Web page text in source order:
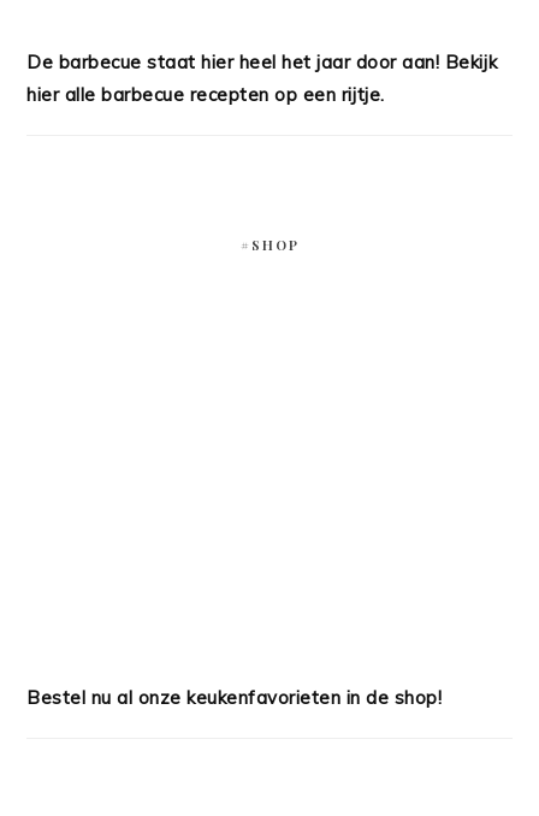
De barbecue staat hier heel het jaar door aan! Bekijk
hier alle barbecue recepten op een rijtje.
#SHOP
Bestel nu al onze keukenfavorieten in de shop!